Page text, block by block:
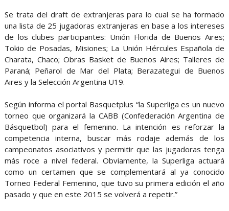
Se trata del draft de extranjeras para lo cual se ha formado
una lista de 25 jugadoras extranjeras en base a los intereses
de los clubes participantes: Unión Florida de Buenos Aires;
Tokio de Posadas, Misiones; La Unión Hércules Española de
Charata, Chaco; Obras Basket de Buenos Aires; Talleres de
Paraná; Peñarol de Mar del Plata; Berazategui de Buenos
Aires y la Selección Argentina U19.
Según informa el portal Basquetplus “la Superliga es un nuevo
torneo que organizará la CABB (Confederación Argentina de
Básquetbol) para el femenino. La intención es reforzar la
competencia interna, buscar más rodaje además de los
campeonatos asociativos y permitir que las jugadoras tenga
más roce a nivel federal. Obviamente, la Superliga actuará
como un certamen que se complementará al ya conocido
Torneo Federal Femenino, que tuvo su primera edición el año
pasado y que en este 2015 se volverá a repetir.”